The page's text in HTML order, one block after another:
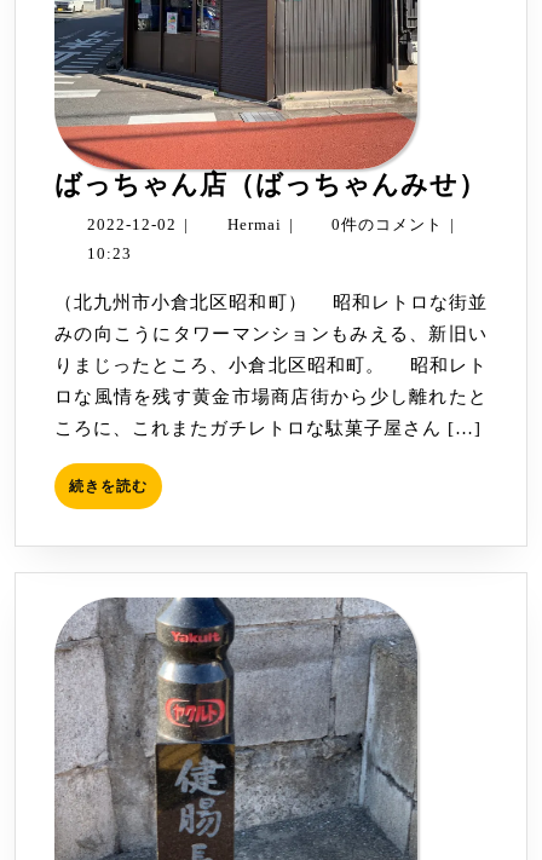
ばっちゃん店（ばっちゃんみせ）
ん
2022-12-02 2022-
| Hermai Hermai
| 0件のコメント
|
10:23
（北九州市小倉北区昭和町） 昭和レトロな街並
みの向こうにタワーマンションもみえる、新旧い
りまじったところ、小倉北区昭和町。 昭和レト
ロな風情を残す黄金市場商店街から少し離れたと
ころに、これまたガチレトロな駄菓子屋さん […]
続きを読む 続
き
読
む